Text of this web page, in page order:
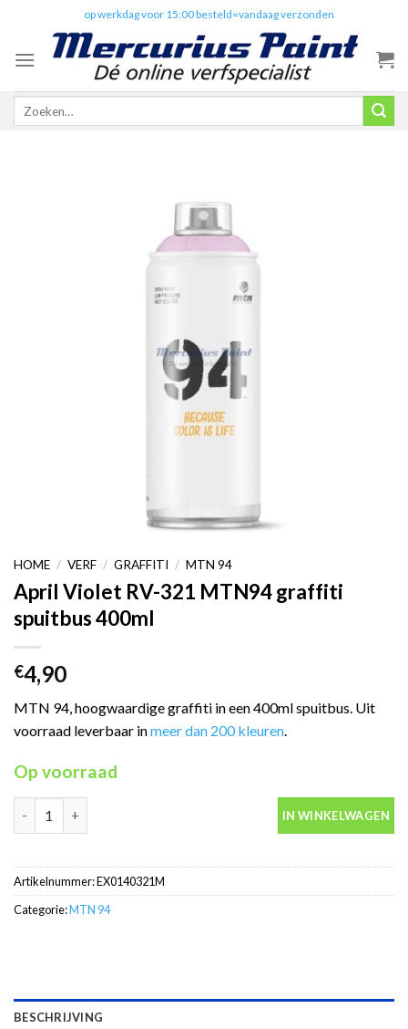
content
op werkdag voor 15:00 besteld=vandaag verzonden
Zoeken
HOME / VERF / GRAFFITI / MTN 94
April Violet RV-321 MTN94 graffiti
spuitbus 400ml
€4,90
MTN 94, hoogwaardige graffiti in een 400ml spuitbus. Uit
voorraad leverbaar inmeer dan 200 kleuren.
Op voorraad
IN WINKELWAGEN
Artikelnummer:EX0140321M
Categorie:MTN 94
BESCHRIJVING